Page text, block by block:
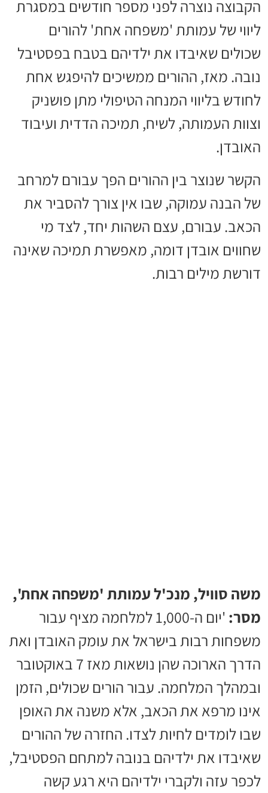
הקבוצה נוצרה לפני מספר חודשים במסגרת
ליווי של עמותת 'משפחה אחת' להורים
שכולים שאיבדו את ילדיהם בטבח בפסטיבל
נובה. מאז, ההורים ממשיכים להיפגש אחת
לחודש בליווי המנחה הטיפולי מתן פושניק
וצוות העמותה, לשיח, תמיכה הדדית ועיבוד
האובדן.
הקשר שנוצר בין ההורים הפך עבורם למרחב
של הבנה עמוקה, שבו אין צורך להסביר את
הכאב. עבורם, עצם השהות יחד, לצד מי
שחווים אובדן דומה, מאפשרת תמיכה שאינה
דורשת מילים רבות.
משה סוויל, מנכ'ל עמותת 'משפחה אחת',
מסר:
'יום ה-1,000 למלחמה מציף עבור
משפחות רבות בישראל את עומק האובדן ואת
הדרך הארוכה שהן נושאות מאז 7 באוקטובר
ובמהלך המלחמה. עבור הורים שכולים, הזמן
אינו מרפא את הכאב, אלא משנה את האופן
שבו לומדים לחיות לצדו. החזרה של ההורים
שאיבדו את ילדיהם בנובה למתחם הפסטיבל,
לכפר עזה ולקברי ילדיהם היא רגע קשה